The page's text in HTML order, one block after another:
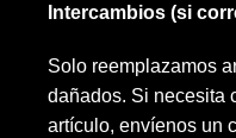
Intercambios (si
Solo reemplazamos
dañados. Si necesita
artículo, envíenos un